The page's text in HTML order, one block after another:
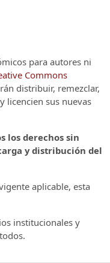
para autores ni
Commons
distribuir, remezclar,
licencien sus nuevas
los derechos sin
y distribución del
aplicable, esta
institucionales y